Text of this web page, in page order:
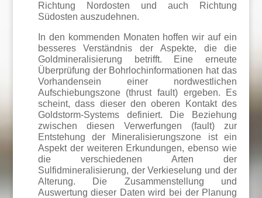
Richtung Nordosten und auch Richtung
Südosten auszudehnen.
In den kommenden Monaten hoffen wir auf ein
besseres Verständnis der Aspekte, die die
Goldmineralisierung betrifft. Eine erneute
Überprüfung der Bohrlochinformationen hat das
Vorhandensein einer nordwestlichen
Aufschiebungszone (thrust fault) ergeben. Es
scheint, dass dieser den oberen Kontakt des
Goldstorm-Systems definiert. Die Beziehung
zwischen diesen Verwerfungen (fault) zur
Entstehung der Mineralisierungszone ist ein
Aspekt der weiteren Erkundungen, ebenso wie
die verschiedenen Arten der
Sulfidmineralisierung, der Verkieselung und der
Alterung. Die Zusammenstellung und
Auswertung dieser Daten wird bei der Planung